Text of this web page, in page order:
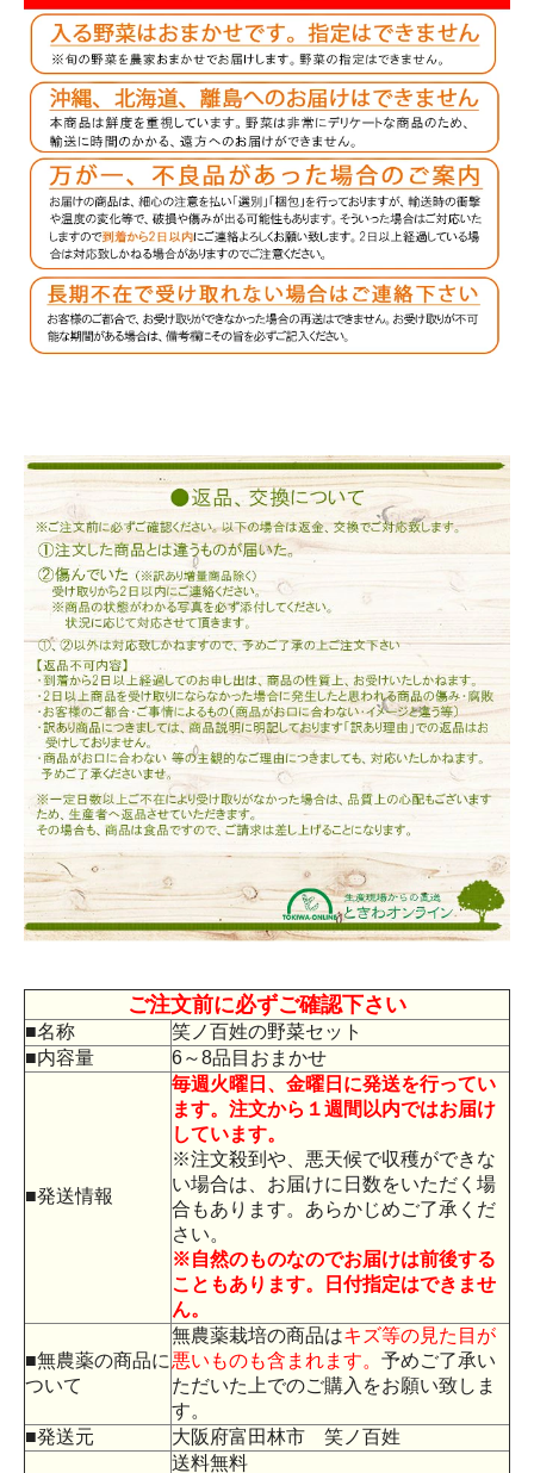
ご注文前に必ずご確認下さい
■名称
笑ノ百姓の野菜セット
■内容量
6～8品目おまかせ
■発送情報
毎週火曜日、金曜日に発送を行ってい
ます。注文から１週間以内ではお届け
しています。
※注文殺到や、悪天候で収穫ができな
い場合は、お届けに日数をいただく場
合もあります。あらかじめご了承くだ
さい。
※自然のものなのでお届けは前後する
こともあります。日付指定はできませ
ん。
■無農薬の商品に
ついて
無農薬栽培の商品はキズ等の見た目が
悪いものも含まれます。 予めご了承い
ただいた上でのご購入をお願い致しま
す。
■発送元
大阪府富田林市 笑ノ百姓
送料無料